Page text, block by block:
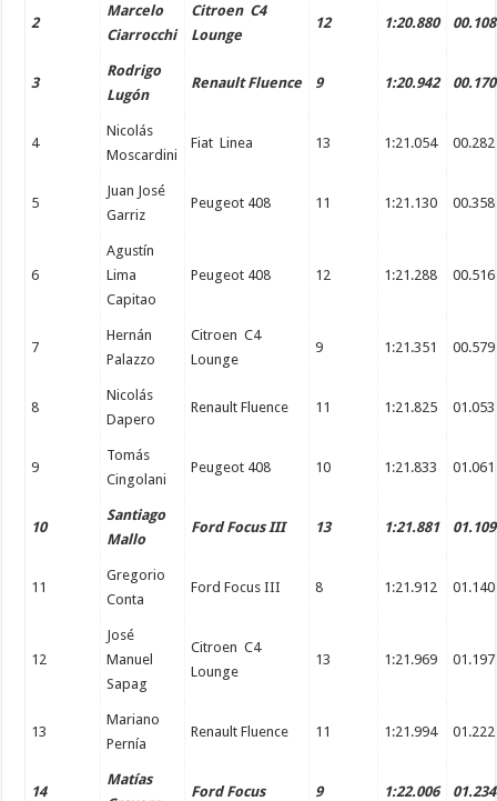
2
Marcelo
Ciarrocchi
Citroen C4
Lounge
12 1:20.880 00.108
3
Rodrigo
Lugón
Renault Fluence 9 1:20.942 00.170
4
Nicolás
Moscardini
Fiat Linea 13 1:21.054 00.282
5
Juan José
Garriz
Peugeot 408 11 1:21.130 00.358
6
Agustín
Lima
Capitao
Peugeot 408 12 1:21.288 00.516
7
Hernán
Palazzo
Citroen C4
Lounge
9 1:21.351 00.579
8
Nicolás
Dapero
Renault Fluence 11 1:21.825 01.053
9
Tomás
Cingolani
Peugeot 408 10 1:21.833 01.061
10
Santiago
Mallo
Ford Focus III 13 1:21.881 01.109
11
Gregorio
Conta
Ford Focus III 8 1:21.912 01.140
12
José
Manuel
Sapag
Citroen C4
Lounge
13 1:21.969 01.197
13
Mariano
Pernía
Renault Fluence 11 1:21.994 01.222
14
Matías
Ford Focus 9 1:22.006 01.234